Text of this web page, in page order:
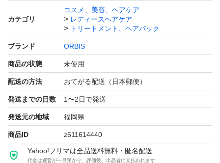
カテゴリ
コスメ、美容、ヘアケア
レディースヘアケア
トリートメント、ヘアパック
ブランド ORBIS
商品の状態 未使用
配送の方法 おてがる配送（日本郵便）
発送までの日数 1〜2日で発送
発送元の地域 福岡県
商品ID z611614440
Yahoo!フリマは全品送料無料・匿名配送
代金は運営が一旦預かり、評価後、出品者に支払われます